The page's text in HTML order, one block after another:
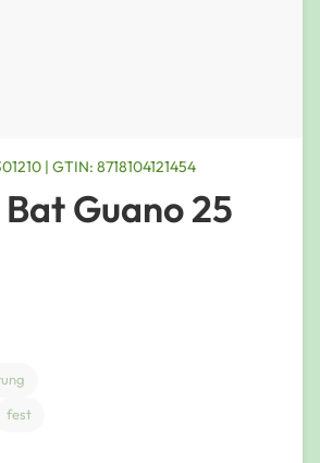
| GTIN: 8718104121454
Guano 25
fest